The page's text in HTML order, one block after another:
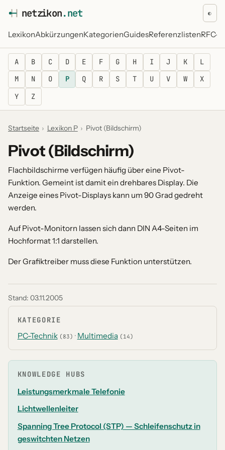
netzikon.net
LexikonAbkürzungenKategorienGuidesReferenzlistenRFC-
◐
A B C D E F G H I J K
L
M
N O P Q R S T U V W
X
Y
Z
Startseite › Lexikon P › Pivot (Bildschirm)
Pivot (Bildschirm)
Flachbildschirme verfügen häufig über eine Pivot-
Funktion. Gemeint ist damit ein drehbares Display. Die
Anzeige eines Pivot-Displays kann um 90 Grad gedreht
werden.
Auf Pivot-Monitorn lassen sich dann DIN A4-Seiten im
Hochformat 1:1 darstellen.
Der Grafiktreiber muss diese Funktion unterstützen.
Stand: 03.11.2005
KATEGORIE
PC-Technik (83) · Multimedia (14)
KNOWLEDGE HUBS
Leistungsmerkmale Telefonie
Lichtwellenleiter
Spanning Tree Protocol (STP) — Schleifenschutz in
geswitchten Netzen